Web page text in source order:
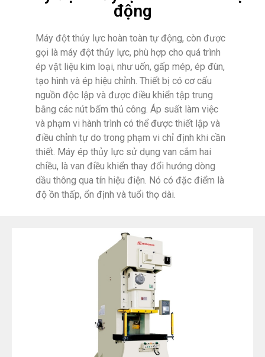
động
Máy đột thủy lực hoàn toàn tự động, còn được
gọi là máy đột thủy lực, phù hợp cho quá trình
ép vật liệu kim loại, như uốn, gấp mép, ép đùn,
tạo hình và ép hiệu chỉnh. Thiết bị có cơ cấu
nguồn độc lập và được điều khiển tập trung
bằng các nút bấm thủ công. Áp suất làm việc
và phạm vi hành trình có thể được thiết lập và
điều chỉnh tự do trong phạm vi chỉ định khi cần
thiết. Máy ép thủy lực sử dụng van cắm hai
chiều, là van điều khiển thay đổi hướng dòng
dầu thông qua tín hiệu điện. Nó có đặc điểm là
độ ồn thấp, ổn định và tuổi thọ dài.